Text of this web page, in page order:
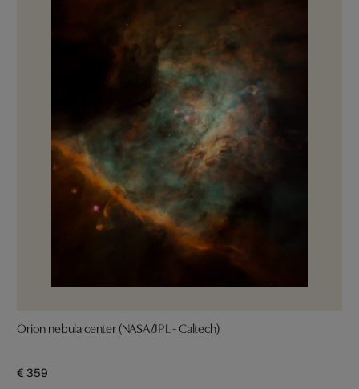
Orion nebula center (NASA/JPL - Caltech)
€ 359